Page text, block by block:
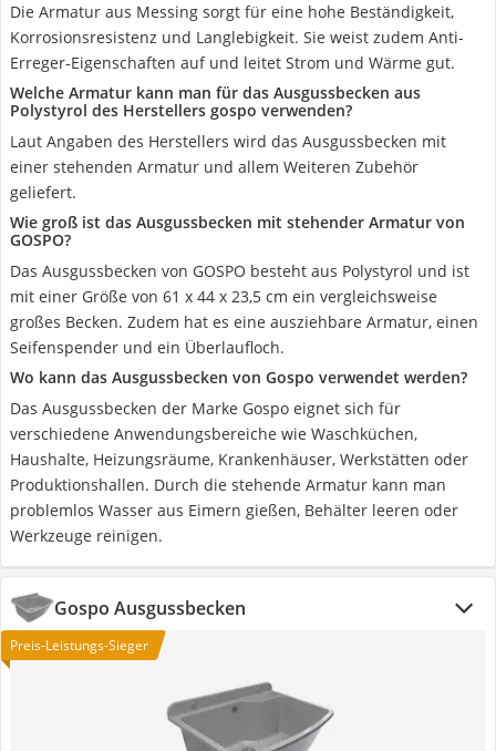
Die Armatur aus Messing sorgt für eine hohe Beständigkeit,
Korrosionsresistenz und Langlebigkeit. Sie weist zudem Anti-
Erreger-Eigenschaften auf und leitet Strom und Wärme gut.
Welche Armatur kann man für das Ausgussbecken aus
Polystyrol des Herstellers gospo verwenden?
Laut Angaben des Herstellers wird das Ausgussbecken mit
einer stehenden Armatur und allem Weiteren Zubehör
geliefert.
Wie groß ist das Ausgussbecken mit stehender Armatur von
GOSPO?
Das Ausgussbecken von GOSPO besteht aus Polystyrol und ist
mit einer Größe von 61 x 44 x 23,5 cm ein vergleichsweise
großes Becken. Zudem hat es eine ausziehbare Armatur, einen
Seifenspender und ein Überlaufloch.
Wo kann das Ausgussbecken von Gospo verwendet werden?
Das Ausgussbecken der Marke Gospo eignet sich für
verschiedene Anwendungsbereiche wie Waschküchen,
Haushalte, Heizungsräume, Krankenhäuser, Werkstätten oder
Produktionshallen. Durch die stehende Armatur kann man
problemlos Wasser aus Eimern gießen, Behälter leeren oder
Werkzeuge reinigen.
Gospo Ausgussbecken
Preis-Leistungs-Sieger